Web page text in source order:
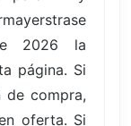
2026 la
página. Si
compra,
oferta. Si